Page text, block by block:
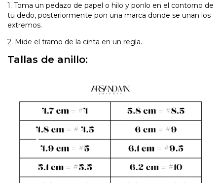
1. Toma un pedazo de papel o hilo y ponlo en el contorno de
tu dedo, posteriormente pon una marca donde se unan los
extremos.
2. Mide el tramo de la cinta en un regla.
Tallas de anillo: